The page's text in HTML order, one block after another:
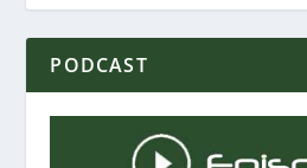
PODCAST